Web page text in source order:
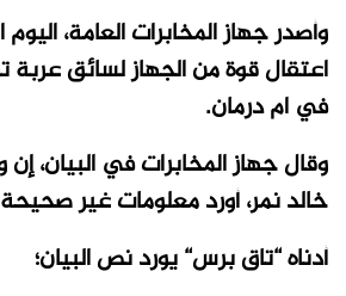
وأصدر جهاز المخابرات العامة،
اعتقال قوة من الجهاز لسائق عربة
في ام درمان.
وقال جهاز المخابرات في البيان،
خالد نمر، أورد معلومات غير
أدناه “تاق برس“ يورد نص البيان؛